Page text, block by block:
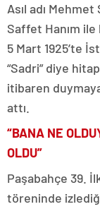
Asıl adı
Saffet Hanım
5 Mart 1925’te
“Sadri” diye
itibaren
attı.
“BANA NE
OLDU”
Paşabahçe 39.
töreninde